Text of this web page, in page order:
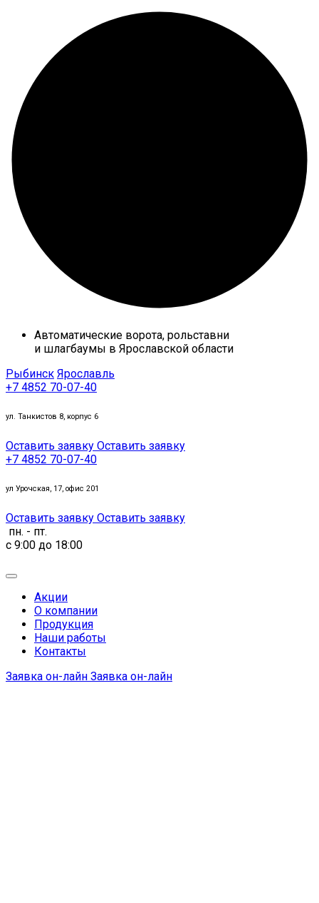
Автоматические ворота, рольставни
и шлагбаумы в Ярославской области
Рыбинск Ярославль
+7 4852 70-07-40
ул. Танкистов 8, корпус 6
Оставить заявку Оставить заявку
+7 4852 70-07-40
ул Урочская, 17, офис 201
Оставить заявку Оставить заявку
пн. - пт.
c 9:00 до 18:00
Акции
О компании
Продукция
Наши работы
Контакты
Заявка он-лайн Заявка он-лайн